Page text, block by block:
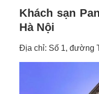
Khách sạn
Hà Nội
Địa chỉ: Số 1, đường